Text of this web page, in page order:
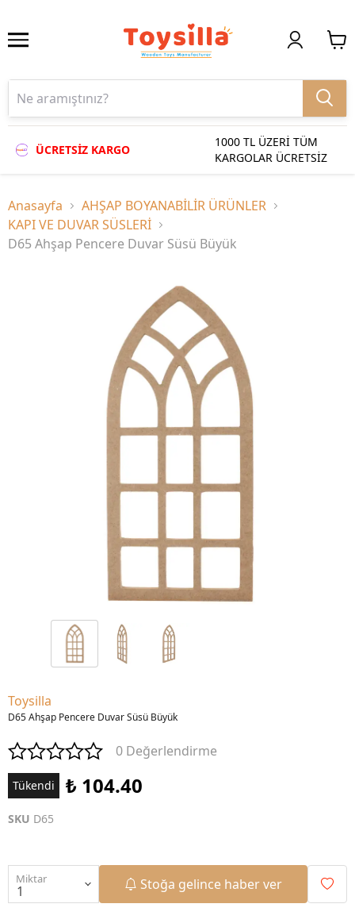
ÜCRETSİZ KARGO
1000 TL ÜZERİ TÜM
KARGOLAR ÜCRETSİZ
Anasayfa
AHŞAP BOYANABİLİR ÜRÜNLER
KAPI VE DUVAR SÜSLERİ
D65 Ahşap Pencere Duvar Süsü Büyük
Toysilla
D65 Ahşap Pencere Duvar Süsü Büyük
0 Değerlendirme
Tükendi ₺ 104.40
SKU D65
Miktar Stoğa gelince haber ver